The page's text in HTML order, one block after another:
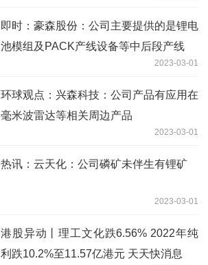
即时：豪森股份：公司主要提供的是锂电
池模组及PACK产线设备等中后段产线
2023-03-01
环球观点：兴森科技：公司产品有应用在
毫米波雷达等相关周边产品
2023-03-01
热讯：云天化：公司磷矿未伴生有锂矿
2023-03-01
港股异动丨理工文化跌6.56% 2022年纯
利跌10.2%至11.57亿港元 天天快消息